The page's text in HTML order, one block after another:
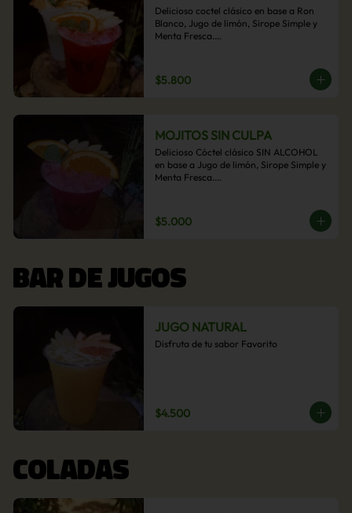
Delicioso coctel clásico en base a Ron
Blanco, Jugo de limón, Sirope Simple y
Menta Fresca.
$5.800
MOJITOS SIN CULPA
Delicioso Cóctel clásico SIN ALCOHOL
en base a Jugo de limón, Sirope Simple y
Menta Fresca.
$5.000
BAR DE JUGOS
JUGO NATURAL
Disfruta de tu sabor Favorito
$4.500
COLADAS